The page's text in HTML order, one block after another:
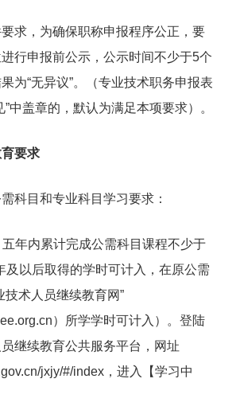
，为确保职称申报程序公正，要
行申报前公示，公示时间不少于5个
为“无异议”。（专业技术职务申报表
中盖章的，默认为满足本项要求）。
育要求
目和专业科目学习要求：
内累计完成公需科目课程不少于
及以后取得的学时可计入，在原公需
技术人员继续教育网”
）所学学时可计入）。登陆
员继续教育公共服务平台，网址
jxjy/#/index，进入【学习中